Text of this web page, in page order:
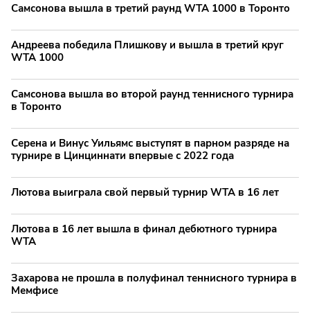
Самсонова вышла в третий раунд WTA 1000 в Торонто
Андреева победила Плишкову и вышла в третий круг
WTA 1000
Самсонова вышла во второй раунд теннисного турнира
в Торонто
Серена и Винус Уильямс выступят в парном разряде на
турнире в Цинциннати впервые с 2022 года
Лютова выиграла свой первый турнир WTA в 16 лет
Лютова в 16 лет вышла в финал дебютного турнира
WTA
Захарова не прошла в полуфинал теннисного турнира в
Мемфисе